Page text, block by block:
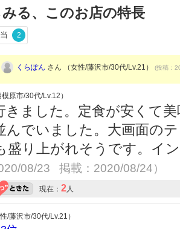
る、このお店の特長
2
くらぽん さん （女性/藤沢市/30代/Lv.21） (投稿：
原市/30代/Lv.12）
きました。定食が安くて
んでいました。大画面の
盛り上がれそうです。イ
08/23 掲載：2020/08/24）
現在： 2 人
/藤沢市/30代/Lv.21）